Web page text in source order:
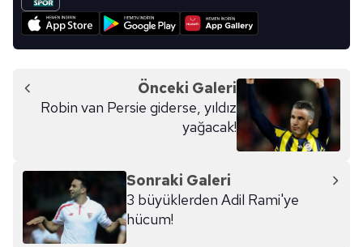
Önceki Galeri
Robin van Persie giderse, yıldız
yağacak!
Sonraki Galeri
3 büyüklerden Adil Rami'ye
hücum!